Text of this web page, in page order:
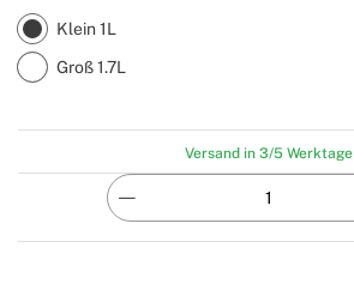
Klein 1L
Groß 1.7L
Versand in 3/5 Werktage